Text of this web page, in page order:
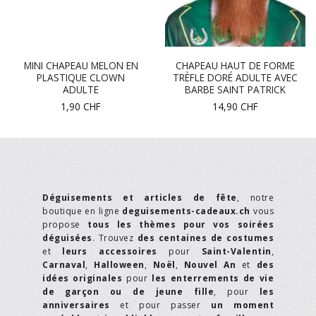
MINI CHAPEAU MELON EN
PLASTIQUE CLOWN
ADULTE
1,90 CHF
CHAPEAU HAUT DE FORME
TRÈFLE DORÉ ADULTE AVEC
BARBE SAINT PATRICK
14,90 CHF
Déguisements et articles de fête, notre
boutique en ligne deguisements-cadeaux.ch vous
propose tous les thèmes pour vos soirées
déguisées. Trouvez des centaines de costumes
et leurs accessoires pour Saint-Valentin,
Carnaval, Halloween, Noël, Nouvel An et des
idées originales pour les enterrements de vie
de garçon ou de jeune fille, pour les
anniversaires et pour passer un moment